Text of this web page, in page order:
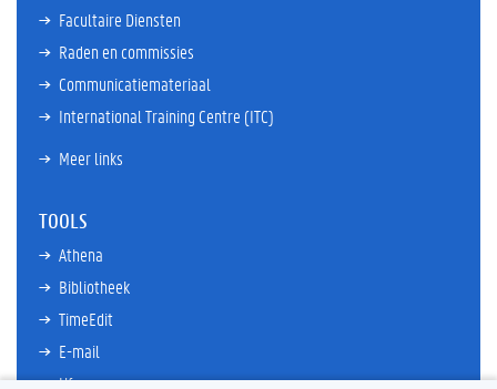
Facultaire Diensten
Raden en commissies
Communicatiemateriaal
International Training Centre (ITC)
Meer links
TOOLS
Athena
Bibliotheek
TimeEdit
E-mail
Ufora